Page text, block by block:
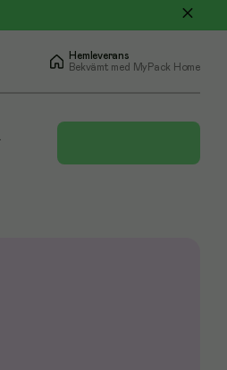
Hemleverans
Bekvämt med MyPack Home